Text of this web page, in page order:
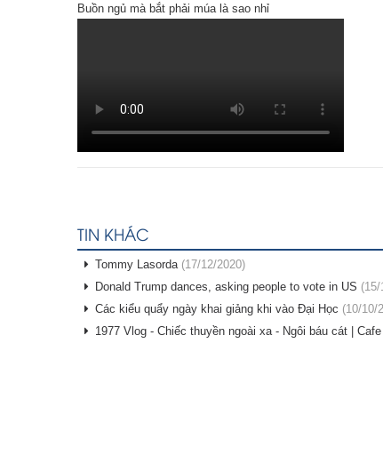
Buồn ngủ mà bắt phải múa là sao nhỉ
TIN KHÁC
Tommy Lasorda (17/12/2020)
Donald Trump dances, asking people to vote in US
Các kiểu quẩy ngày khai giảng khi vào Đại Học (10/10/
1977 Vlog - Chiếc thuyền ngoài xa - Ngôi báu cát |